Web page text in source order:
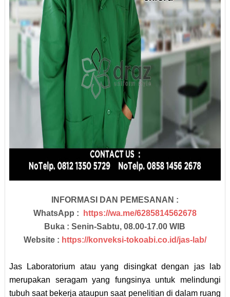
INFORMASI DAN PEMESANAN :
WhatsApp :
https://wa.me/6285814562678
Buka : Senin-Sabtu, 08.00-17.00 WIB
Website : https://konveksi-tokoabi.co.id/jas-lab/
Jas Laboratorium atau yang disingkat dengan jas lab
merupakan seragam yang fungsinya untuk melindungi
tubuh saat bekerja ataupun saat penelitian di dalam ruang